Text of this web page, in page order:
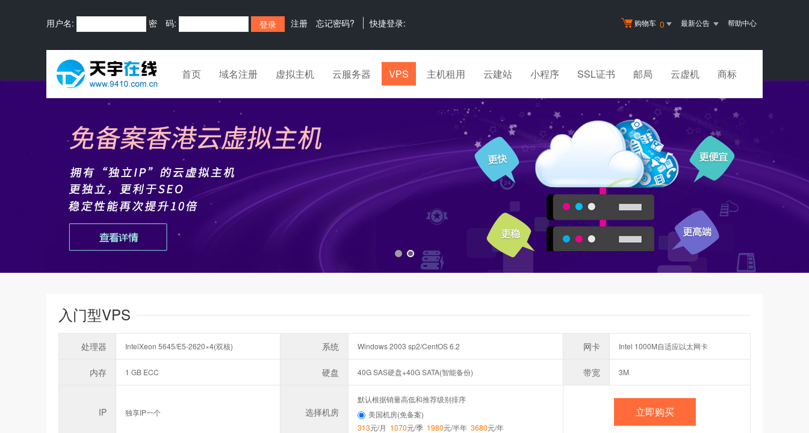
购物车 0 最新公告 帮助中心
用户名: 密 码: 注册 忘记密码? 快捷登录:
首页 域名注册 虚拟主机 云服务器 VPS 主机租用 云建站 小程序 SSL证书 邮局 云虚机 商标
入门型VPS
处理器 IntelXeon 5645/E5-2620×4(双核) 系统 Windows 2003 sp2/CentOS 6.2 网卡 Intel 1000M自适应以太网卡
内存 1 GB ECC 硬盘 40G SAS硬盘+40G SATA(智能备份) 带宽 3M
IP 独享IP一个 选择机房
默认根据销量高低和推荐级别排序
美国机房(免备案)
313元/月 1070元/季 1980元/半年 3680元/年
立即购买